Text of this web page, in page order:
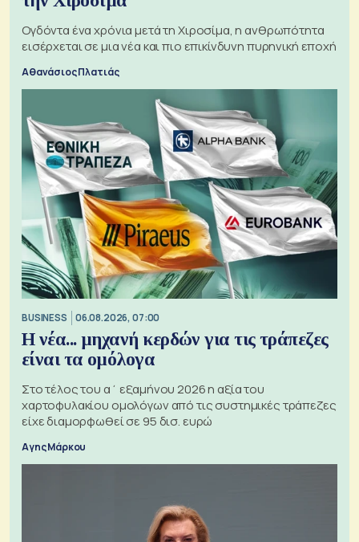
Ογδόντα ένα χρόνια μετά τη Χιροσίμα, η ανθρωπότητα
εισέρχεται σε μια νέα και πιο επικίνδυνη πυρηνική εποχή
Αθανάσιος Πλατιάς
BUSINESS 06.08.2026, 07:00
Η νέα... μηχανή κερδών για τις τράπεζες
είναι τα ομόλογα
Στο τέλος του α΄ εξαμήνου 2026 η αξία του
χαρτοφυλακίου ομολόγων από τις συστημικές τράπεζες
είχε διαμορφωθεί σε 95 δισ. ευρώ
Αγης Μάρκου